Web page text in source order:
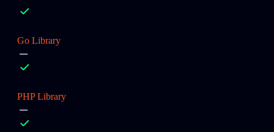
Go Library
PHP Library